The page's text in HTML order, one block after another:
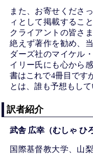
また、お寄せくださ
ィとして掲載するこ
クライアントの皆さ
絶えず著作を勧め、
ダーズ社のマイケル
イリー氏にも心から
書はこれで4冊目です
とは、誰も予想もし
訳者紹介
武舎 広幸（むしゃ ひ
国際基督教大学、山